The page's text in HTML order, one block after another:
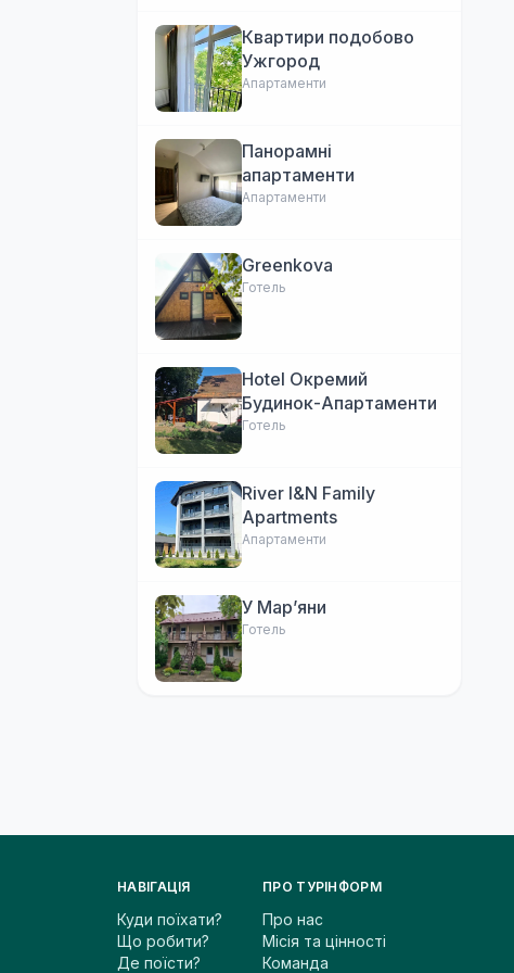
Квартири подобово
Ужгород
Апартаменти
Панорамні
апартаменти
Апартаменти
Greenkova
Готель
Hotel Окремий
Будинок-Апартаменти
Готель
River I&N Family
Apartments
Апартаменти
У Марʼяни
Готель
НАВІГАЦІЯ
Куди поїхати?
Що робити?
Де поїсти?
ПРО ТУРІНФОРМ
Про нас
Місія та цінності
Команда